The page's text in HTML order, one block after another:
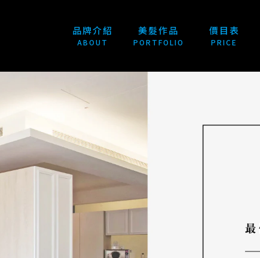
品牌介紹
ABOUT
美髮作品
PORTFOLIO
價目表
PRICE